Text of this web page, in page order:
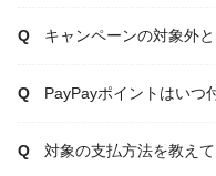
キャンペーンの対象外
PayPayポイントはいつ
対象の支払方法を教えて